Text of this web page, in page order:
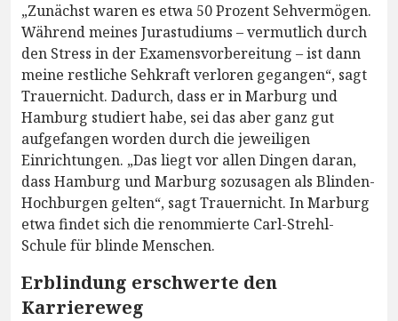
„Zunächst waren es etwa 50 Prozent Sehvermögen.
Während meines Jurastudiums – vermutlich durch
den Stress in der Examensvorbereitung – ist dann
meine restliche Sehkraft verloren gegangen“, sagt
Trauernicht. Dadurch, dass er in Marburg und
Hamburg studiert habe, sei das aber ganz gut
aufgefangen worden durch die jeweiligen
Einrichtungen. „Das liegt vor allen Dingen daran,
dass Hamburg und Marburg sozusagen als Blinden-
Hochburgen gelten“, sagt Trauernicht. In Marburg
etwa findet sich die renommierte Carl-Strehl-
Schule für blinde Menschen.
Erblindung erschwerte den
Karriereweg